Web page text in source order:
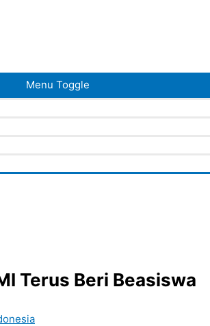
Menu Toggle
Terus Beri Beasiswa